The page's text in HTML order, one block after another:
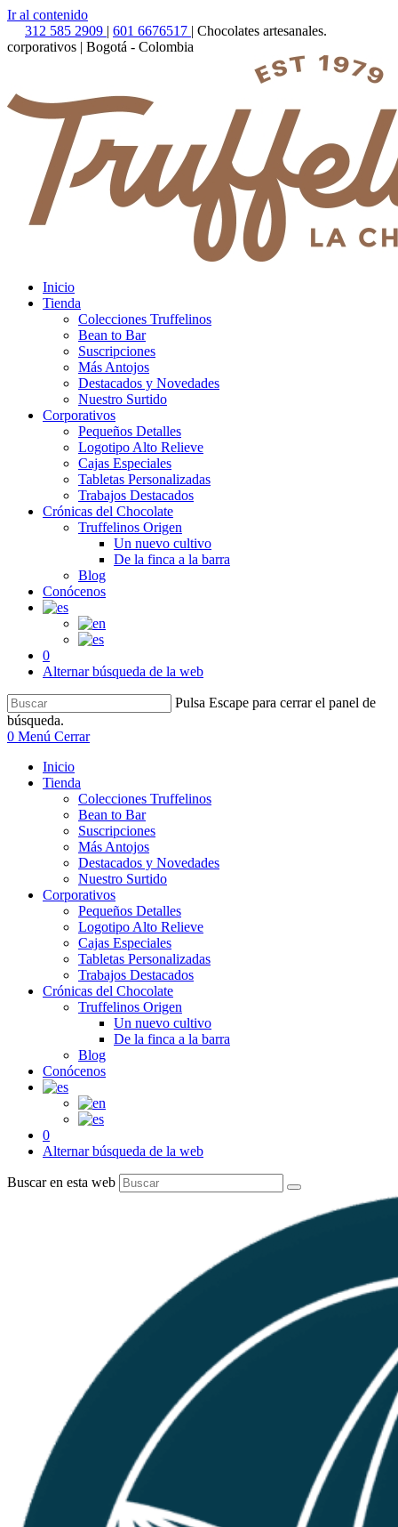
Ir al contenido
312 585 2909 | 601 6676517 | Chocolates artesanales.
corporativos | Bogotá - Colombia
Inicio
Tienda
Colecciones Truffelinos
Bean to Bar
Suscripciones
Más Antojos
Destacados y Novedades
Nuestro Surtido
Corporativos
Pequeños Detalles
Logotipo Alto Relieve
Cajas Especiales
Tabletas Personalizadas
Trabajos Destacados
Crónicas del Chocolate
Truffelinos Origen
Un nuevo cultivo
De la finca a la barra
Blog
Conócenos
0
Alternar búsqueda de la web
Pulsa Escape para cerrar el panel de
búsqueda.
0 Menú Cerrar
Inicio
Tienda
Colecciones Truffelinos
Bean to Bar
Suscripciones
Más Antojos
Destacados y Novedades
Nuestro Surtido
Corporativos
Pequeños Detalles
Logotipo Alto Relieve
Cajas Especiales
Tabletas Personalizadas
Trabajos Destacados
Crónicas del Chocolate
Truffelinos Origen
Un nuevo cultivo
De la finca a la barra
Blog
Conócenos
0
Alternar búsqueda de la web
Buscar en esta web